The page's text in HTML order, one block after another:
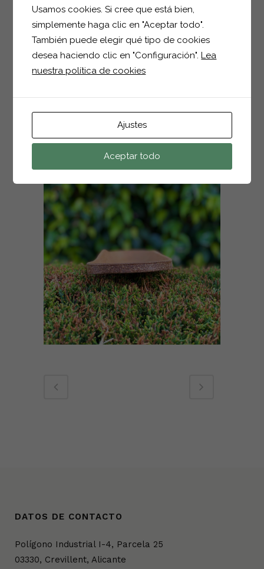
DATOS DE CONTACTO
Polígono Industrial I-4, Parcela 25
03330, Crevillent, Alicante
Usamos cookies. Si cree que está bien,
simplemente haga clic en "Aceptar todo".
También puede elegir qué tipo de cookies
desea haciendo clic en "Configuración".Lea
nuestra política de cookies
Ajustes
Aceptar todo